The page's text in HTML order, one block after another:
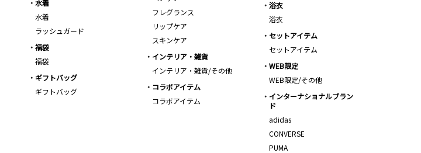
フレグランス
リップケア
スキンケア
水着
水着
ラッシュガード
浴衣
浴衣
セットアイテム
セットアイテム
福袋
福袋
インテリア・雑貨
インテリア・雑貨/その他
WEB限定
WEB限定/その他
ギフトバッグ
ギフトバッグ
コラボアイテム
コラボアイテム
インターナショナルブラン
ド
adidas
CONVERSE
PUMA